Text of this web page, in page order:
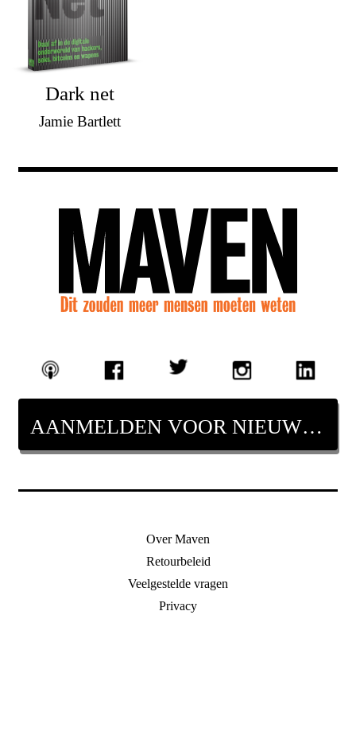
Dark net
Jamie Bartlett
AANMELDEN VOOR NIEUWSBRIEF
Over Maven
Retourbeleid
Veelgestelde vragen
Privacy